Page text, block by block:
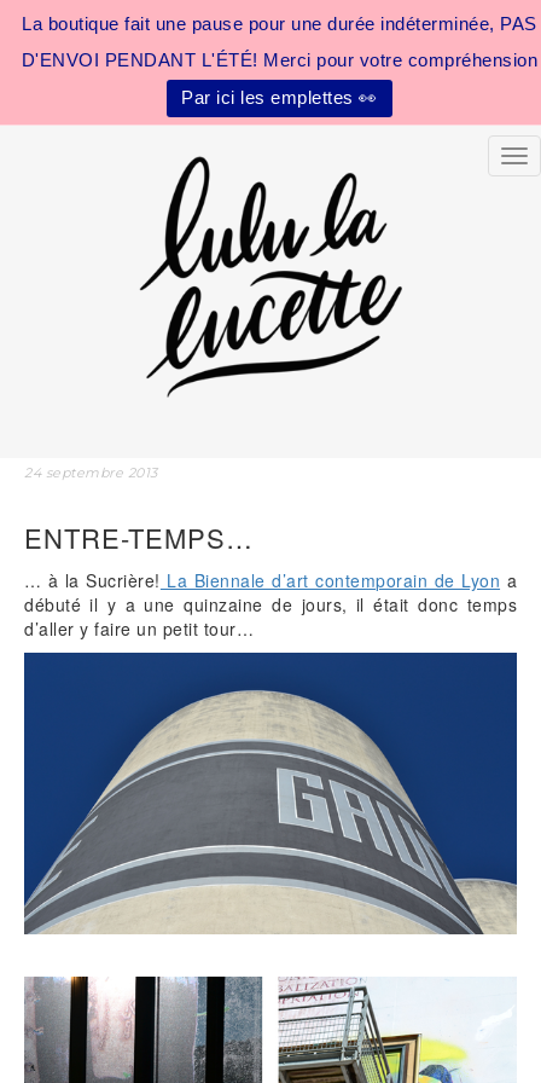
La boutique fait une pause pour une durée indéterminée, PAS
D'ENVOI PENDANT L'ÉTÉ! Merci pour votre compréhension
Par ici les emplettes 👀
24 septembre 2013
ENTRE-TEMPS…
… à la Sucrière! La Biennale d’art contemporain de Lyon a
débuté il y a une quinzaine de jours, il était donc temps
d’aller y faire un petit tour…